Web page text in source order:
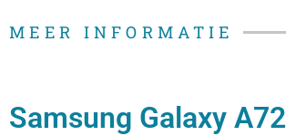
MEER INFORMATIE
Samsung Galaxy